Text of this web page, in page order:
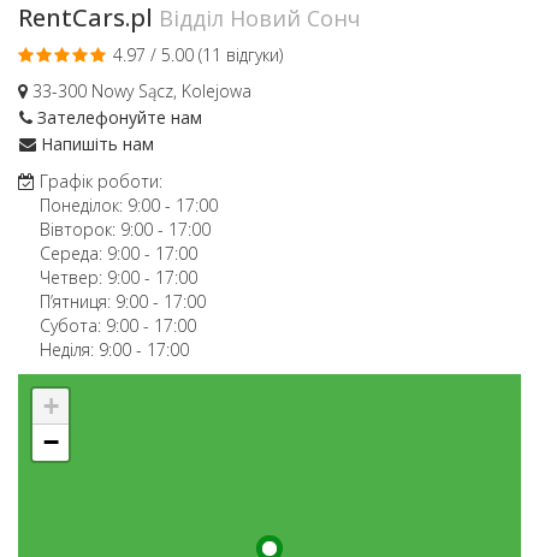
RentCars.pl Відділ Новий Сонч
4.97 / 5.00 (11 відгуки)
33-300 Nowy Sącz, Kolejowa
Зателефонуйте нам
Напишіть нам
Графік роботи:
Понеділок: 9:00 - 17:00
Вівторок: 9:00 - 17:00
Середа: 9:00 - 17:00
Четвер: 9:00 - 17:00
П’ятниця: 9:00 - 17:00
Субота: 9:00 - 17:00
Неділя: 9:00 - 17:00
+
−